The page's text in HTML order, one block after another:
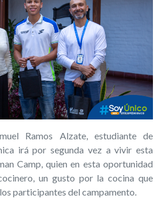
Ramos Alzate, estudiante de
irá por segunda vez a vivir esta
Camp, quien en esta oportunidad
un gusto por la cocina que
participantes del campamento.